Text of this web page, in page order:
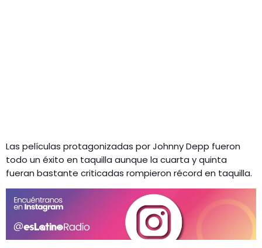
Las películas protagonizadas por Johnny Depp fueron
todo un éxito en taquilla aunque la cuarta y quinta
fueran bastante criticadas rompieron récord en taquilla.